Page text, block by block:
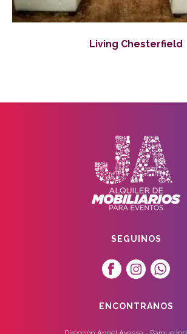
Living Chesterfield
SEGUINOS
ENCONTRANOS